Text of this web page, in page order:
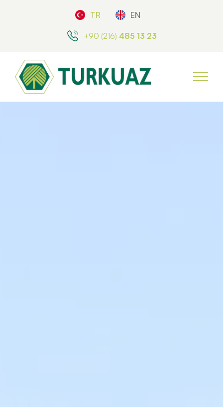
TR EN
+90 (216) 485 13 23